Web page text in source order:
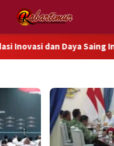
dan Daya Saing Indonesia